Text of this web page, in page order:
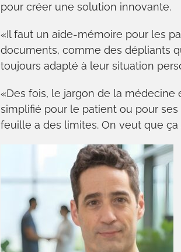
pour créer une solution innovante.
«Il faut un aide-mémoire pour les
documents, comme des dépliants
toujours adapté à leur situation
«Des fois, le jargon de la médecine
simplifié pour le patient ou pour ses
feuille a des limites. On veut que